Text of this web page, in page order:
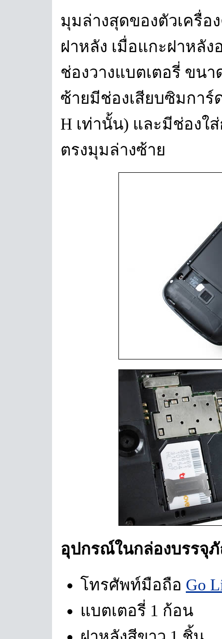
มุมล่างสุดของตัวเครื่อ
ฝาหลัง เมื่อแกะฝาหลั
ช่องวางแบตเตอรี่ ขน
ซ้ายมีช่องเสียบซิมการ์
H เท่านั้น) และมีช่องใ
ตรงมุมล่างซ้าย
อุปกรณ์ในกล่องบรรจุ
โทรศัพท์มือถือ Go
แบตเตอรี่ 1 ก้อน